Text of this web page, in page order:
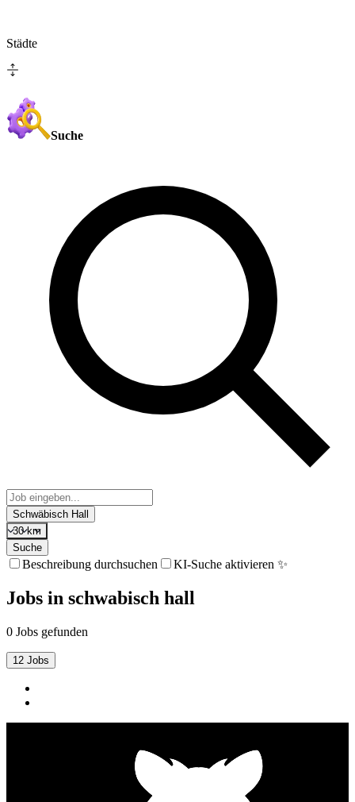
Städte
Suche
Schwäbisch Hall
30 km
Suche
Beschreibung durchsuchen KI-Suche aktivieren ✨
Jobs in schwabisch hall
0 Jobs gefunden
12 Jobs